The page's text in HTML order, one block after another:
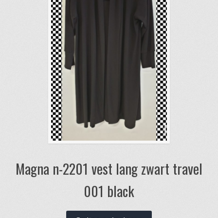
Magna n-2201 vest lang zwart travel
001 black